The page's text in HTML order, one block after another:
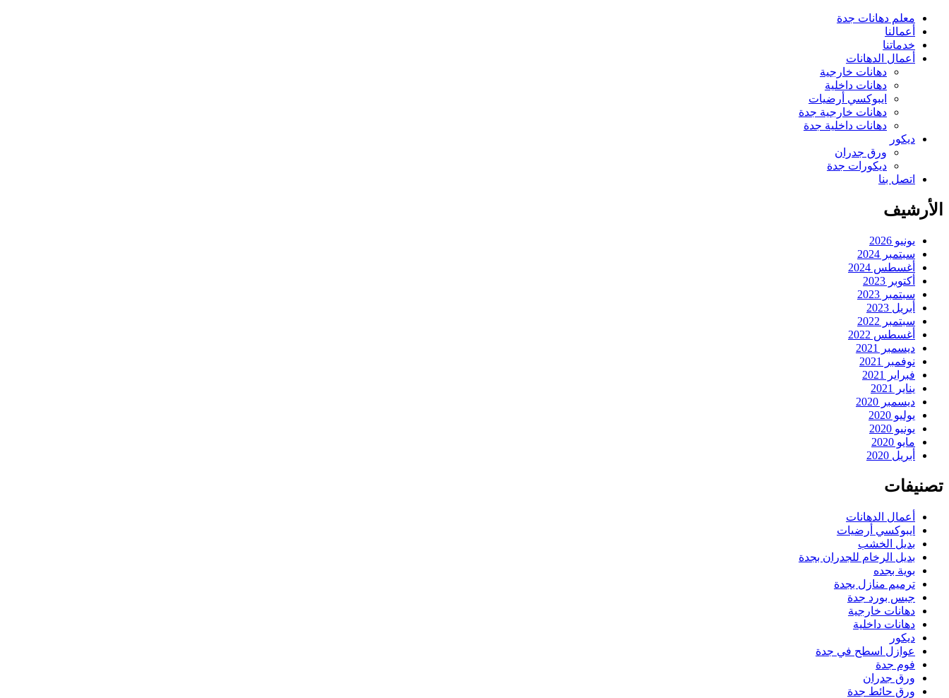
معلم دهانات جدة
أعمالنا
خدماتنا
أعمال الدهانات
دهانات خارجية
دهانات داخلية
ايبوكسي أرضيات
دهانات خارجية جدة
دهانات داخلية جدة
ديكور
ورق جدران
ديكورات جدة
اتصل بنا
الأرشيف
يونيو 2026
سبتمبر 2024
أغسطس 2024
أكتوبر 2023
سبتمبر 2023
أبريل 2023
سبتمبر 2022
أغسطس 2022
ديسمبر 2021
نوفمبر 2021
فبراير 2021
يناير 2021
ديسمبر 2020
يوليو 2020
يونيو 2020
مايو 2020
أبريل 2020
تصنيفات
أعمال الدهانات
ايبوكسي أرضيات
بديل الخشب
بديل الرخام للجدران بجدة
بوية بجده
ترميم منازل بجدة
جبس بورد جدة
دهانات خارجية
دهانات داخلية
ديكور
عوازل اسطح في جدة
فوم جدة
ورق جدران
ورق حائط جدة